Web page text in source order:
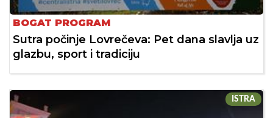
BOGAT PROGRAM
Sutra počinje Lovrečeva: Pet dana slavlja uz
glazbu, sport i tradiciju
ISTRA